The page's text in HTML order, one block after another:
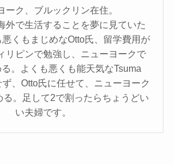
Otto & Tsuma
ーク、ブルックリン在住。